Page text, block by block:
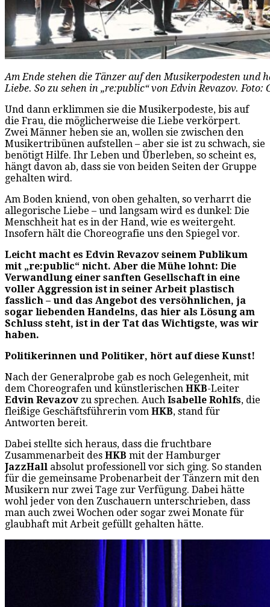
Am Ende stehen die Tänzer auf den Musikerpodesten
Liebe. So zu sehen in „re:public“ von Edvin Revazov. Foto:
Und dann erklimmen sie die Musikerpodeste, bis auf
die Frau, die möglicherweise die Liebe verkörpert.
Zwei Männer heben sie an, wollen sie zwischen den
Musikertribünen aufstellen – aber sie ist zu schwach, sie
benötigt Hilfe. Ihr Leben und Überleben, so scheint es,
hängt davon ab, dass sie von beiden Seiten der Gruppe
gehalten wird.
Am Boden kniend, von oben gehalten, so verharrt die
allegorische Liebe – und langsam wird es dunkel: Die
Menschheit hat es in der Hand, wie es weitergeht.
Insofern hält die Choreografie uns den Spiegel vor.
Leicht macht es Edvin Revazov seinem Publikum
mit „re:public“ nicht. Aber die Mühe lohnt: Die
Verwandlung einer sanften Gesellschaft in eine
voller Aggression ist in seiner Arbeit plastisch
fasslich – und das Angebot des versöhnlichen, ja
sogar liebenden Handelns, das hier als Lösung am
Schluss steht, ist in der Tat das Wichtigste, was wir
haben.
Politikerinnen und Politiker, hört auf diese Kunst!
Nach der Generalprobe gab es noch Gelegenheit, mit
dem Choreografen und künstlerischen HKB-Leiter
Edvin Revazov zu sprechen. Auch Isabelle Rohlfs, die
fleißige Geschäftsführerin vom HKB, stand für
Antworten bereit.
Dabei stellte sich heraus, dass die fruchtbare
Zusammenarbeit des HKB mit der Hamburger
JazzHall absolut professionell vor sich ging. So standen
für die gemeinsame Probenarbeit der Tänzern mit den
Musikern nur zwei Tage zur Verfügung. Dabei hätte
wohl jeder von den Zuschauern unterschrieben, dass
man auch zwei Wochen oder sogar zwei Monate für
glaubhaft mit Arbeit gefüllt gehalten hätte.